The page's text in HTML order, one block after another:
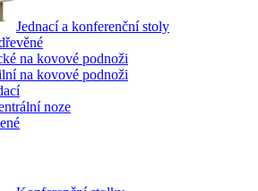
Jednací a konferenční stoly
na kovové podnoži
na kovové podnoži
noze